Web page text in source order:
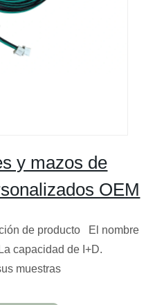
y mazos de
OEM
de producto El nombre
capacidad de I+D.
muestras